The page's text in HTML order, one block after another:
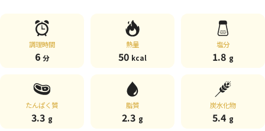
調理時間
6 分
熱量
50 kcal
塩分
1.8 g
たんぱく質
3.3 g
脂質
2.3 g
炭水化物
5.4 g